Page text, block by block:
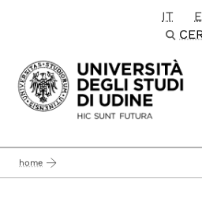
Passa al contenuto
IT
home